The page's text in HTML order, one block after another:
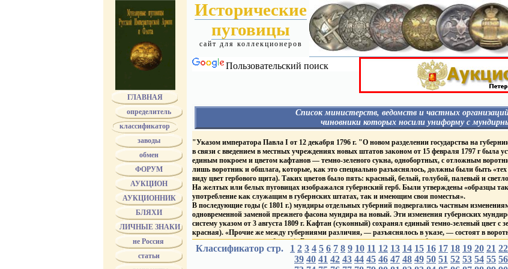
ГЛАВНАЯ
определитель
классификатор
заводы
обмен
ФОРУМ
АУКЦИОН
АУКЦИОННИК
БЛЯХИ
ЛИЧНЫЕ ЗНАКИ
не Россия
статьи
Исторические
пуговицы
сайт для коллекционеров
Пользовательский поиск
Список министерств, ведомств и частных
чиновники которых носили униформу с
РУССКАЯ АРМИЯ
Части, имевшие на пуговицах:
литеры и номера
гренаду
инженерную арматуру
"шефские" короны
Артиллерия
Учебные заведения
ВОЕННЫЙ ФЛОТ
Mин. и вед. имевшие
на пуговицах Гос. герб
Военные до 1829
Военные 1829-1857
Военные 1857-1917
Гражданские 1827-1857
Гражданские 1857-1917
Гражданские 1917
Гражданские - Царство Польское
Гражданские - Великое Княжество
Финляндское
ИМПЕРАТОРСКИЙ ДВОР
Дворцовые Правления
Придворн. Ведом.
Академия Художеств
Публ. Библиотека и Румянцев.
музеум
Капитул Императорских
и Царских Орденов
Mин. и вед. имевшие
на пуговицах Столп Закона
МИН.
Фабр. Инсп.
Гос. банки
Пограничная
Таможенная и
службы
МИН. ГОС.
Корпус горных
ПОЖАРНЫЕ
ПОЧТ. -
Торговый Флот
Яхт-клубы
ЗАВЕДЕНИЯ
ВУЗы
"Указом императора Павла I от 12 декабря 1796 г. "О новом разделении государства на
в связи с введением в местных учреждениях новых штатов законом от 15 февраля 1797 г была
единым покроем и цветом кафтанов — темно-зеленого сукна, однобортных, с отложным
лишь воротник и обшлага, которые, как это специально разъяснялось, должны были быть
виду цвет гербового щита). Таких цветов было пять: красный, белый, голубой, палевый и
На желтых или белых пуговицах изображался губернский герб. Были утверждены «образцы
употребление как служащим в губернских штатах, так и имеющим свои поместья».
В последующие годы (с 1801 г.) мундиры отдельных губерний подвергались частным
одновременной заменой прежнего фасона мундира на новый. Эти изменения губернских
систему указом от 3 августа 1809 г. Кафтан (суконный) сохранял единый темно-зеленый цвет
красная). «Прочие же между губерниями различия, — разъяснялось в указе, — состоят в
материале — сукно или бархат). В зависимости от цвета воротника и обшлагов
светло — и темно-зеленый, черный, темно-синий, фиолетовый, малиновый и оранжевый
Еще в 1808 г. были установлены мундиры для генерал-губернаторов, гражданских
Классификатор стр. 1 2 3 4 5 6 7 8 9 10 11 12 13 14 15 16 17 18 19 20 21 22
39 40 41 42 43 44 45 46 47 48 49 50 51 52 53 54 55 56